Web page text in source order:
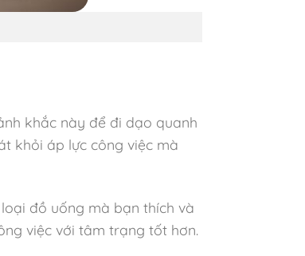
khắc này để đi dạo quanh
khỏi áp lực công việc mà
đồ uống mà bạn thích và
việc với tâm trạng tốt hơn.